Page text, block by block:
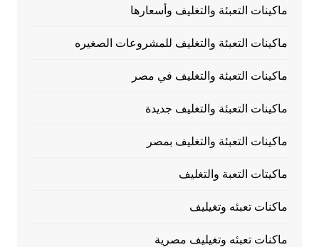
ماكينات التعبئة والتغليف وأسعارها
ماكينات التعبئة والتغليف للمشروعات الصغيره
ماكينات التعبئة والتغليف في مصر
ماكينات التعبئة والتغليف جديدة
ماكينات التعبئة والتغليف بمصر
ماكيتات التعبة والتغليف
ماكنات تعبئه وتغيليف
ماكنات تعبئه وتغيليف مصرية